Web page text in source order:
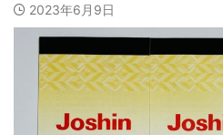
2023年6月9日